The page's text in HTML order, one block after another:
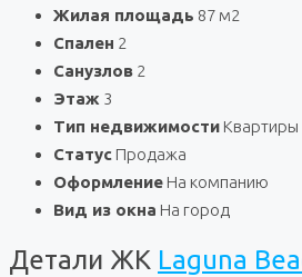
Жилая площадь 87 м2
Спален 2
Санузлов 2
Этаж 3
Тип недвижимости Квартиры
Статус Продажа
Оформление На компанию
Вид из окна На город
Детали ЖК Laguna